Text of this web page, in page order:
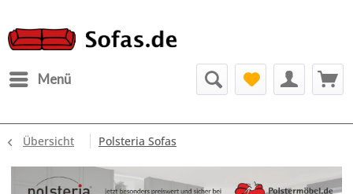
Menü
Übersicht Polsteria Sofas